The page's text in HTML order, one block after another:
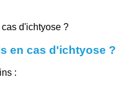
en cas d'ichtyose ?
: